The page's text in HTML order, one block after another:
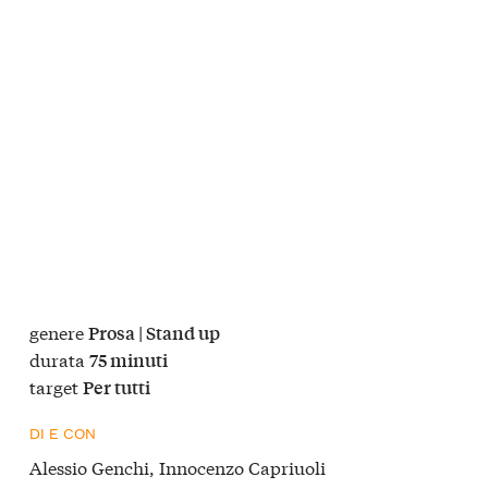
genereProsa | Stand up
durata 75 minuti
targetPer tutti
DI E CON
Alessio Genchi, Innocenzo Capriuoli